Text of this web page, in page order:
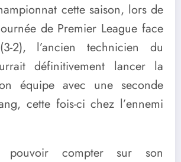
cette saison, lors de
de Premier League face
2), l’ancien technicien du
définitivement lancer la
équipe avec une seconde
cette fois-ci chez l’ennemi
pouvoir compter sur son